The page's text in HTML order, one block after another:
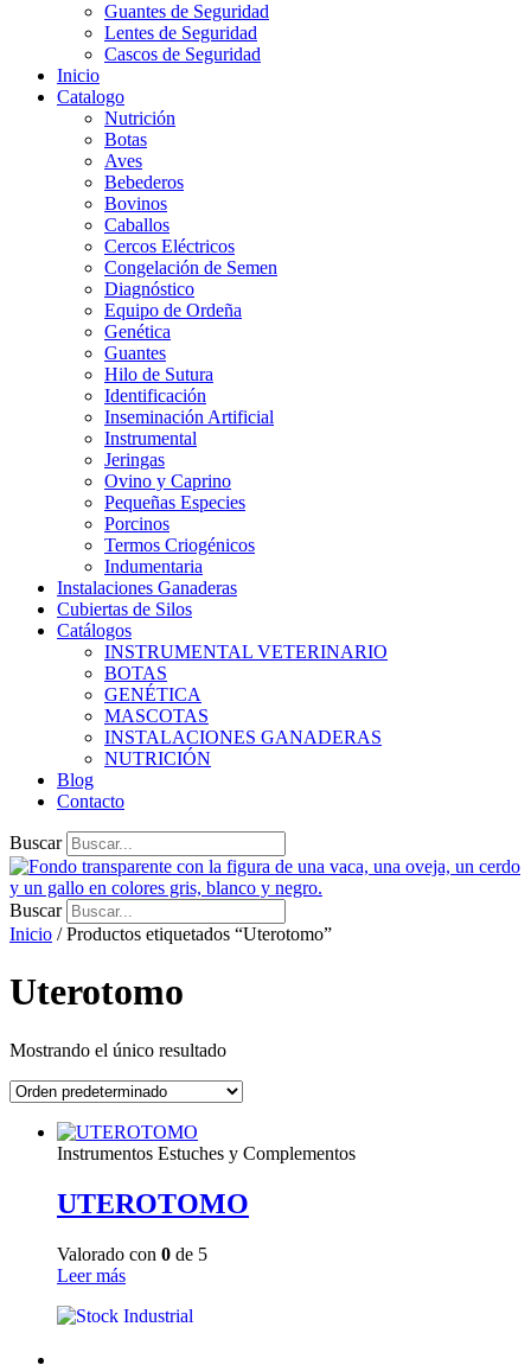
Guantes de Seguridad
Lentes de Seguridad
Cascos de Seguridad
Inicio
Catalogo
Nutrición
Botas
Aves
Bebederos
Bovinos
Caballos
Cercos Eléctricos
Congelación de Semen
Diagnóstico
Equipo de Ordeña
Genética
Guantes
Hilo de Sutura
Identificación
Inseminación Artificial
Instrumental
Jeringas
Ovino y Caprino
Pequeñas Especies
Porcinos
Termos Criogénicos
Indumentaria
Instalaciones Ganaderas
Cubiertas de Silos
Catálogos
INSTRUMENTAL VETERINARIO
BOTAS
GENÉTICA
MASCOTAS
INSTALACIONES GANADERAS
NUTRICIÓN
Blog
Contacto
Buscar
Buscar
Inicio / Productos etiquetados “Uterotomo”
Uterotomo
Mostrando el único resultado
Instrumentos Estuches y Complementos
UTEROTOMO
Valorado con 0 de 5
Leer más